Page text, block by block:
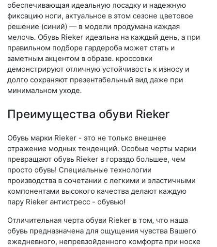
обеспечивающая идеальную посадку и надежную
фиксацию ноги, актуальное в этом сезоне цветовое
решение (синий) — в модели продумана каждая
мелочь. Обувь Rieker идеальна на каждый день, а при
правильном подборе гардероба может стать и
заметным акцентом в образе. кроссовки
демонстрируют отличную устойчивость к износу и
долго сохраняют презентабельный вид даже при
минимальном уходе.
Преимущества обуви Rieker
Обувь марки Rieker - это не только внешнее
отражение модных тенденций. Особые черты марки
превращают обувь Rieker в гораздо большее, чем
просто обувь! Специальные технологии
производства в сочетании с легкими и эластичными
компонентами высокого качества делают каждую
пару Rieker антистресс - обувью!
Отличительная черта обуви Rieker в том, что наша
обувь предназначена для ощущения чувства Вашего
ежедневного, непревзойденного комфорта при носке